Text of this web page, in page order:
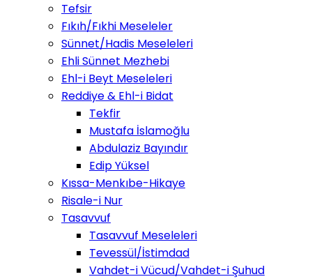
Tefsir
Fıkıh/Fıkhi Meseleler
Sünnet/Hadis Meseleleri
Ehli Sünnet Mezhebi
Ehl-i Beyt Meseleleri
Reddiye & Ehl-i Bidat
Tekfir
Mustafa İslamoğlu
Abdulaziz Bayındır
Edip Yüksel
Kıssa-Menkıbe-Hikaye
Risale-i Nur
Tasavvuf
Tasavvuf Meseleleri
Tevessül/İstimdad
Vahdet-i Vücud/Vahdet-i Şuhud